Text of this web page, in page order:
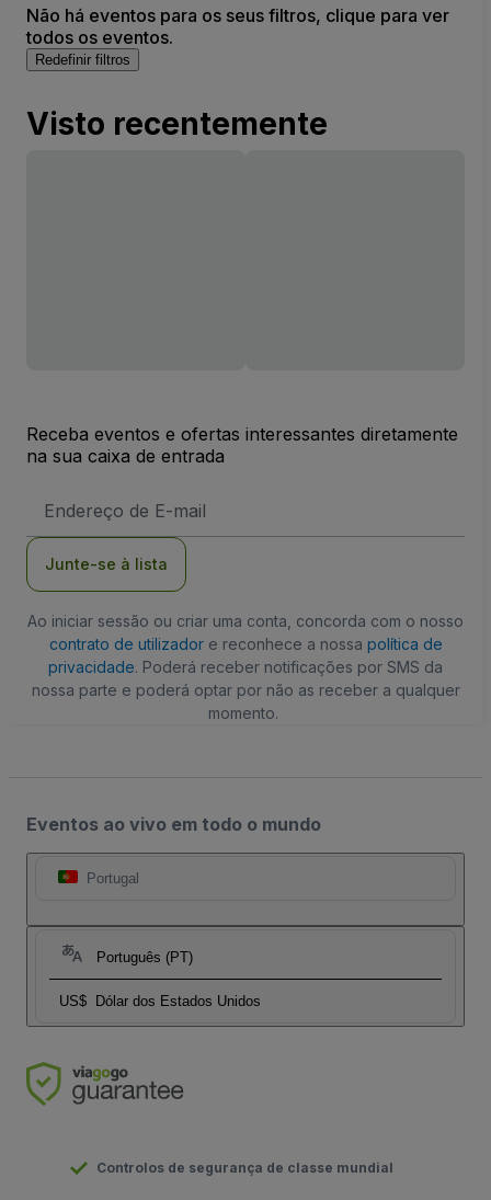
Não há eventos para os seus filtros, clique para ver
todos os eventos.
Redefinir filtros
Visto recentemente
Receba eventos e ofertas interessantes diretamente
na sua caixa de entrada
de
Junte-se à lista
Ao iniciar sessão ou criar uma conta, concorda com o nosso
contrato de utilizadore reconhece a nossa política de
privacidade. Poderá receber notificações por SMS da
nossa parte e poderá optar por não as receber a qualquer
momento.
Eventos ao vivo em todo o mundo
Portugal
Português (PT)
US$ Dólar dos Estados Unidos
Controlos de segurança de classe mundial